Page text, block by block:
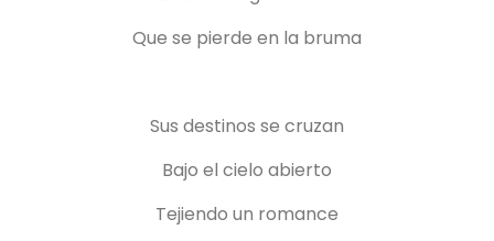
Que se pierde en la bruma
Sus destinos se cruzan
Bajo el cielo abierto
Tejiendo un romance